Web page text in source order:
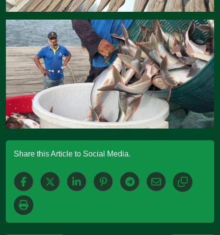
Share this Article to Social Media.